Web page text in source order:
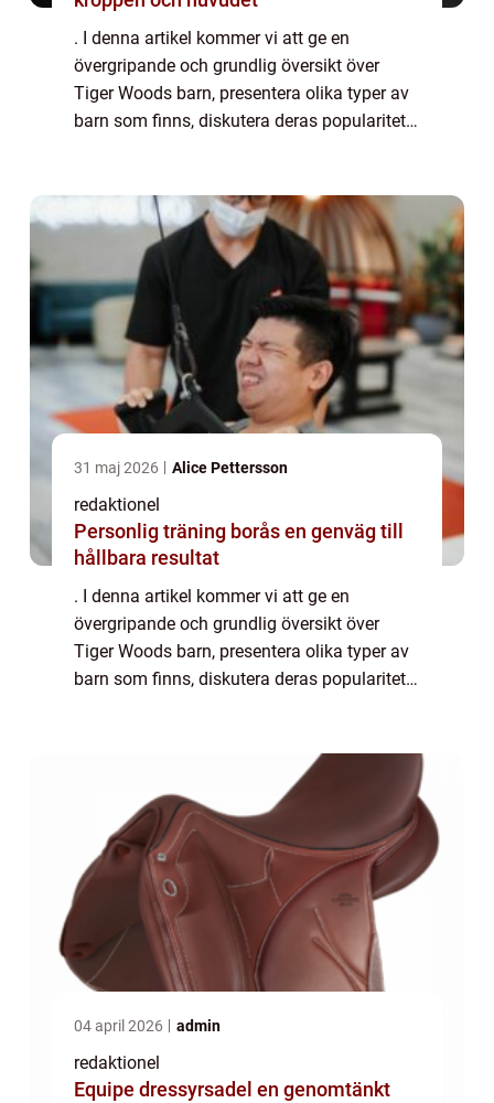
. I denna artikel kommer vi att ge en
övergripande och grundlig översikt över
Tiger Woods barn, presentera olika typer av
barn som finns, diskutera deras popularitet
31 maj 2026 Alice Pettersson
redaktionel
Personlig träning borås en genväg till
hållbara resultat
. I denna artikel kommer vi att ge en
övergripande och grundlig översikt över
Tiger Woods barn, presentera olika typer av
barn som finns, diskutera deras popularitet
04 april 2026 admin
redaktionel
Equipe dressyrsadel en genomtänkt